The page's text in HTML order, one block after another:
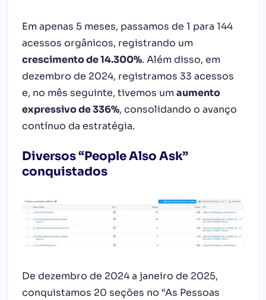
Em apenas 5 meses, passamos de 1 para 144
acessos orgânicos, registrando um
crescimento de 14.300%. Além disso, em
dezembro de 2024, registramos 33 acessos
e, no mês seguinte, tivemos umaumento
expressivo de 336%, consolidando o avanço
contínuo da estratégia.
Diversos “People Also Ask”
conquistados
De dezembro de 2024 a janeiro de 2025,
conquistamos 20 seções no “As Pessoas